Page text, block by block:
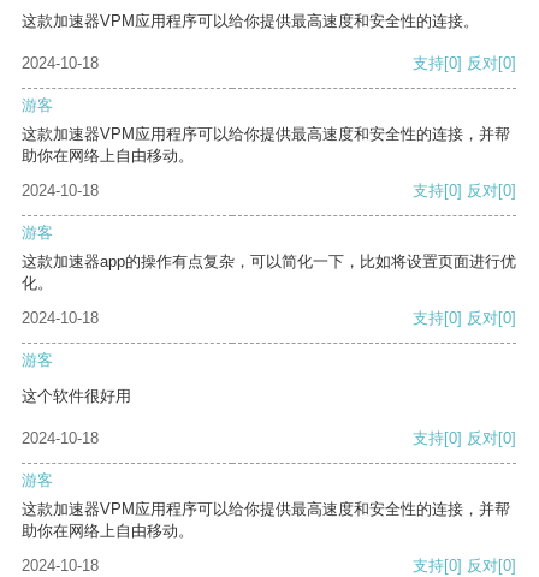
这款加速器VPM应用程序可以给你提供最高速度和安全性的连接。
2024-10-18 支持[0] 反对[0]
游客
这款加速器VPM应用程序可以给你提供最高速度和安全性的连接，并帮
助你在网络上自由移动。
2024-10-18
支持[0] 反对[0]
游客
这款加速器app的操作有点复杂，可以简化一下，比如将设置页面进行优
化。
2024-10-18
支持[0] 反对[0]
游客
这个软件很好用
2024-10-18 支持[0] 反对[0]
游客
这款加速器VPM应用程序可以给你提供最高速度和安全性的连接，并帮
助你在网络上自由移动。
2024-10-18
支持[0] 反对[0]